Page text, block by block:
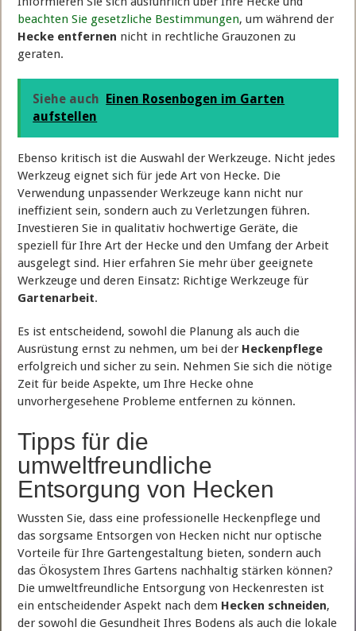
beachten Sie gesetzliche Bestimmungen, um während der
Hecke entfernen nicht in rechtliche Grauzonen zu
geraten.
Siehe auch Einen Rosenbogen im Garten
aufstellen
Ebenso kritisch ist die Auswahl der Werkzeuge. Nicht jedes
Werkzeug eignet sich für jede Art von Hecke. Die
Verwendung unpassender Werkzeuge kann nicht nur
ineffizient sein, sondern auch zu Verletzungen führen.
Investieren Sie in qualitativ hochwertige Geräte, die
speziell für Ihre Art der Hecke und den Umfang der Arbeit
ausgelegt sind. Hier erfahren Sie mehr über geeignete
Werkzeuge und deren Einsatz: Richtige Werkzeuge für
Gartenarbeit.
Es ist entscheidend, sowohl die Planung als auch die
Ausrüstung ernst zu nehmen, um bei der Heckenpflege
erfolgreich und sicher zu sein. Nehmen Sie sich die nötige
Zeit für beide Aspekte, um Ihre Hecke ohne
unvorhergesehene Probleme entfernen zu können.
Tipps für die
umweltfreundliche
Entsorgung von Hecken
Wussten Sie, dass eine professionelle Heckenpflege und
das sorgsame Entsorgen von Hecken nicht nur optische
Vorteile für Ihre Gartengestaltung bieten, sondern auch
das Ökosystem Ihres Gartens nachhaltig stärken können?
Die umweltfreundliche Entsorgung von Heckenresten ist
ein entscheidender Aspekt nach dem Hecken schneiden,
der sowohl die Gesundheit Ihres Bodens als auch die lokale